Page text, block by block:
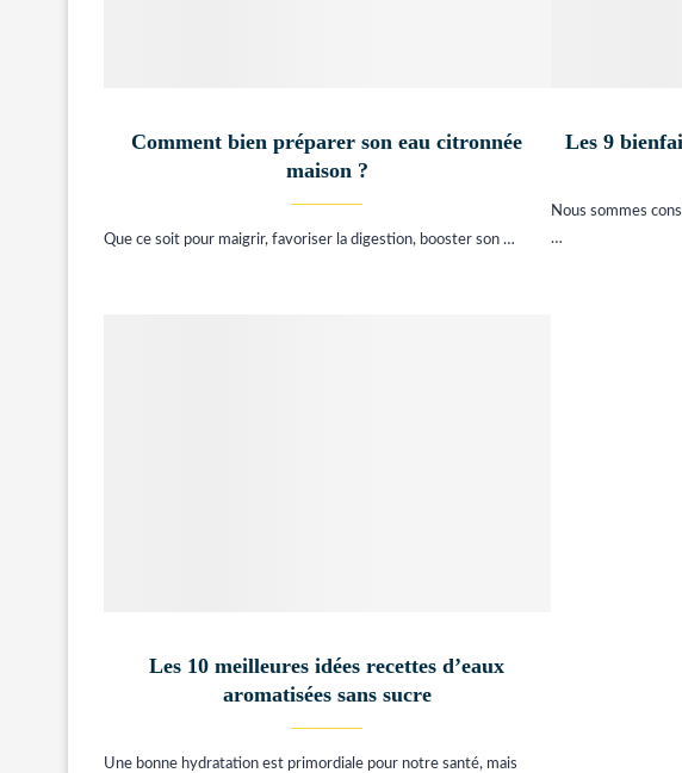
Comment bien préparer son eau citronnée
maison ?
Que ce soit pour maigrir, favoriser la digestion, booster son …
Les 9
Nous sommes
…
Les 10 meilleures idées recettes d’eaux
aromatisées sans sucre
Une bonne hydratation est primordiale pour notre santé, mais